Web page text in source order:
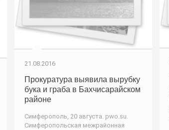
21.08.2016
Прокуратура выявила вырубку
бука и граба в Бахчисарайском
районе
Симферополь, 20 августа. pwo.su.
Симферопольская межрайонная